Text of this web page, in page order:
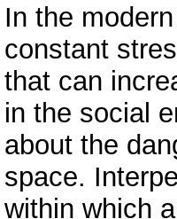
In the
constant
that can
in the social
about the
space.
within which